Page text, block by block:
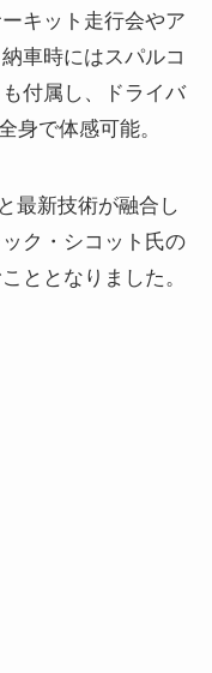
キット走行会やア
車時にはスパルコ
付属し、ドライバ
身で体感可能。
最新技術が融合し
ク・シコット氏の
ととなりました。